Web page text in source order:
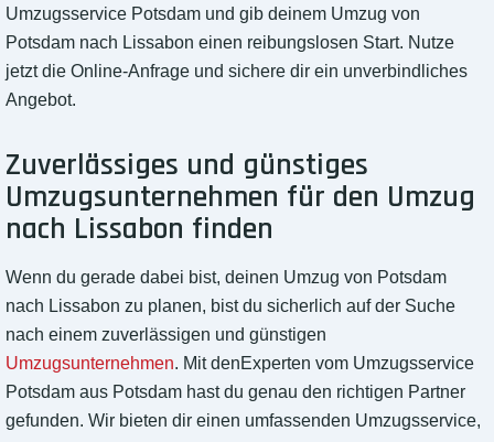
Umzugsservice Potsdam und gib deinem Umzug von
Potsdam nach Lissabon einen reibungslosen Start. Nutze
jetzt die Online-Anfrage und sichere dir ein unverbindliches
Angebot.
Zuverlässiges und günstiges
Umzugsunternehmen für den Umzug
nach Lissabon finden
Wenn du gerade dabei bist, deinen Umzug von Potsdam
nach Lissabon zu planen, bist du sicherlich auf der Suche
nach einem zuverlässigen und günstigen
Umzugsunternehmen. Mit denExperten vom Umzugsservice
Potsdam aus Potsdam hast du genau den richtigen Partner
gefunden. Wir bieten dir einen umfassenden Umzugsservice,